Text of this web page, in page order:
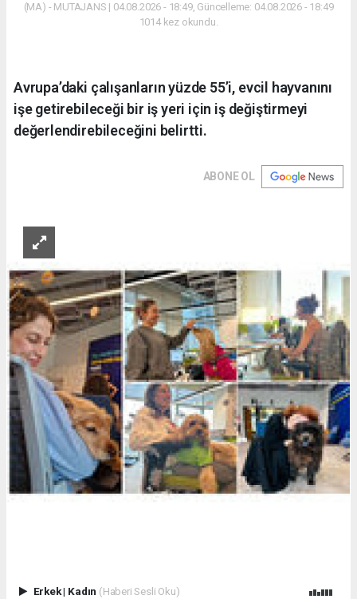
(MA) - MUTAJANS | 04.08.2026 - 18:49, Güncelleme: 04.08.2026 - 18:49
1014 kez okundu.
Avrupa’daki çalışanların yüzde 55’i, evcil hayvanını
işe getirebileceği bir iş yeri için iş değiştirmeyi
değerlendirebileceğini belirtti.
ABONE OL
Erkek| Kadın (Haberi Sesli Oku)